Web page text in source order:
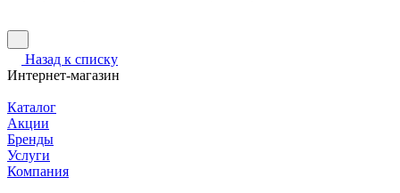
Назад к списку
Интернет-магазин
Каталог
Акции
Бренды
Услуги
Компания